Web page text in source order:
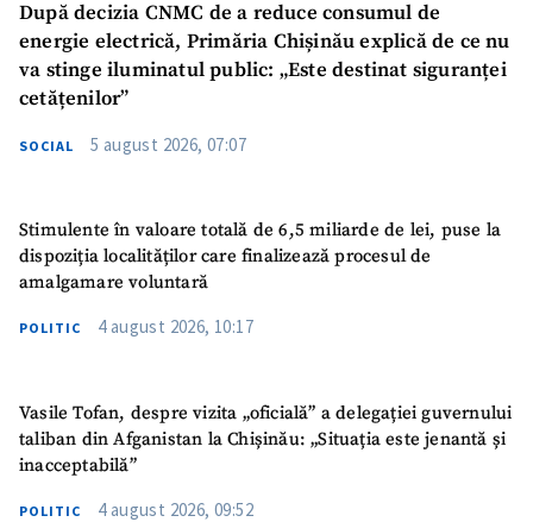
După decizia CNMC de a reduce consumul de
energie electrică, Primăria Chișinău explică de ce nu
va stinge iluminatul public: „Este destinat siguranței
cetățenilor”
SOCIAL 5 august 2026, 07:07
Stimulente în valoare totală de 6,5 miliarde de lei, puse la
dispoziția localităților care finalizează procesul de
amalgamare voluntară
POLITIC 4 august 2026, 10:17
Vasile Tofan, despre vizita „oficială” a delegației guvernului
taliban din Afganistan la Chișinău: „Situația este jenantă și
inacceptabilă”
POLITIC 4 august 2026, 09:52